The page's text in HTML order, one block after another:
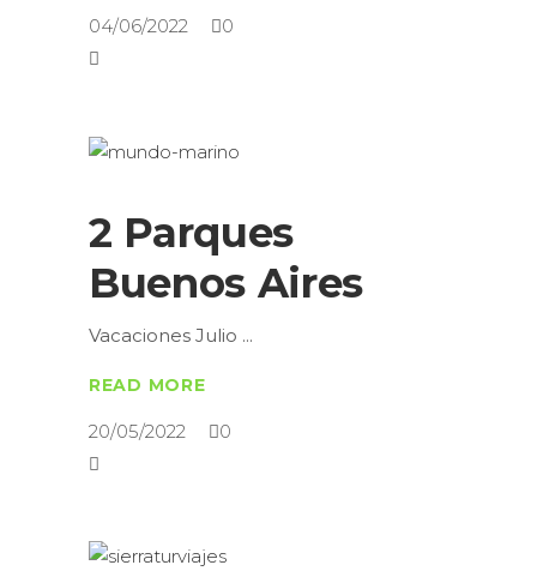
04/06/2022 0
2 Parques
Buenos Aires
Vacaciones Julio
READ MORE
20/05/2022 0